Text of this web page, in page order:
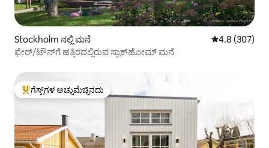
Stockholm ನಲ್ಲಿ ಮನೆ 5 ರಲ್ಲಿ 4.8
4.8 (307)
ಫೇರ್/ಟೌನ್‌ಗೆ ಹತ್ತಿರದಲ್ಲಿರುವ ಸ್ಟಾಕ್‌ಹೋಮ್ ಮನೆ
ಗೆಸ್ಟ್‌ಗಳಿಗೆ ಅತಿ ಹೆಚ್ಚು ಅಚ್ಚುಮೆಚ್ಚಿನದು
ಗೆಸ್ಟ್‌ಗಳ ಅಚ್ಚುಮೆಚ್ಚಿನದು